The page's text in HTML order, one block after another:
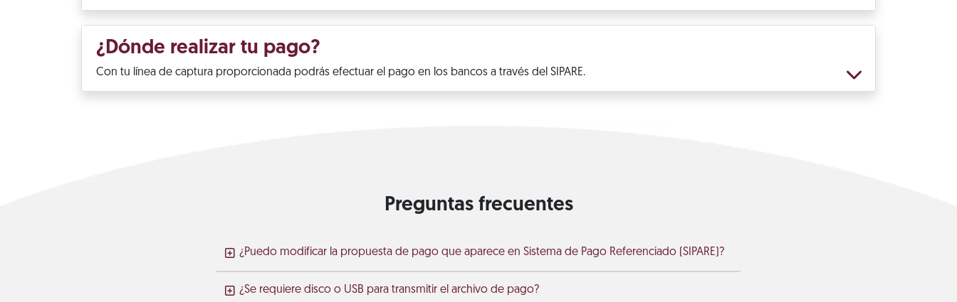
¿Dónde realizar tu pago?
Con tu línea de captura proporcionada podrás efectuar el pago en los bancos a través del SIPARE.
Preguntas frecuentes
¿Puedo modificar la propuesta de pago que aparece en Sistema de Pago Referenciado (SIPARE)?
¿Se requiere disco o USB para transmitir el archivo de pago?